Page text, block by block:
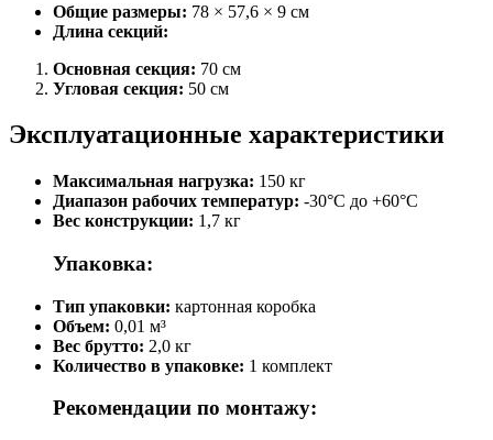
Общие размеры: 78 × 57,6 × 9 см
Длина секций:
Основная секция: 70 см
Угловая секция: 50 см
Эксплуатационные характеристики
Максимальная нагрузка: 150 кг
Диапазон рабочих температур: -30°C до +60°C
Вес конструкции: 1,7 кг
Упаковка:
Тип упаковки: картонная коробка
Объем: 0,01 м³
Вес брутто: 2,0 кг
Количество в упаковке: 1 комплект
Рекомендации по монтажу: